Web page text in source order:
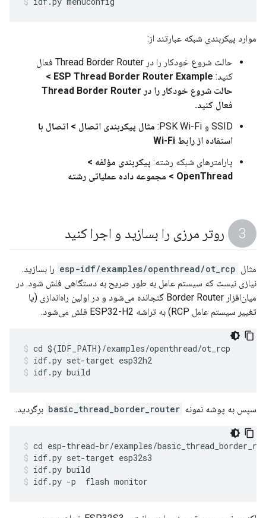
موارد پیکربندی شبکه عبارتند از:
حالت شروع خودکار را در Thread Border Router فعال
کنید:
ESP Thread Border Router Example >
حالت شروع خودکار را در Thread Border Router
فعال کنید.
SSID و PSK Wi-Fi:
مثال پیکربندی اتصال > اتصال با
استفاده از رابط Wi-Fi
پارامترهای شبکه رشته: پیکربندی مؤلفه >
OpenThread > مجموعه داده عملیاتی رشته
روتر مرزی را بسازید و اجرا کنید
مثال esp-idf/examples/openthread/ot_rcp را بسازید.
نیازی نیست که سیستم عامل به طور صریح به دستگاهی فلش شود. در
میان‌افزار Border Router گنجانده می‌شود و در اولین راه‌اندازی (یا
تغییر سیستم عامل RCP) به تراشه ESP32-H2 فلش می‌شود.
cd ${IDF_PATH}/examples/openthread/ot_rcp
idf.py set-target esp32h2
idf.py build
سپس به پوشه نمونه basic_thread_border_router برگردید.
cd esp-thread-br/examples/
idf.py set-target esp32s3
idf.py build
idf.py -p
flash monitor